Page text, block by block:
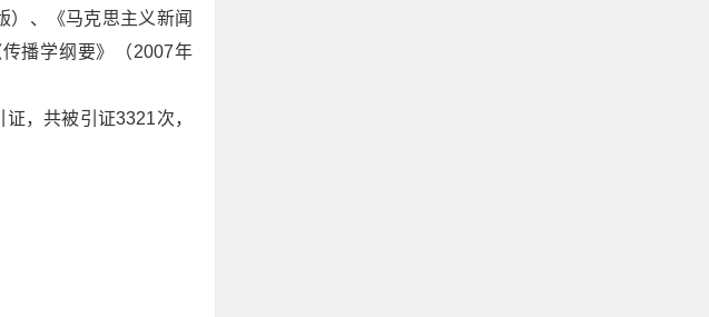
）、《马克思主义新闻
播学纲要》（2007年
，共被引证3321次，